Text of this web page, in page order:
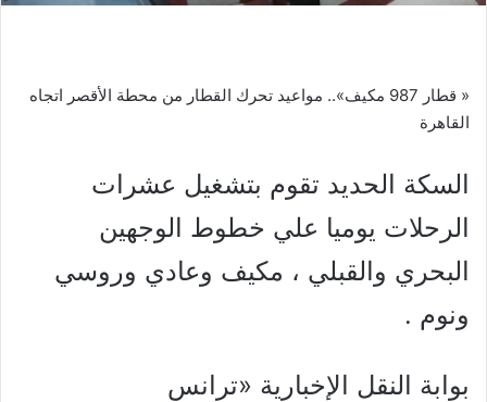
ي
« قطار 987 مكيف».. مواعيد تحرك القطار من محطة الأقصر اتجاه
القاهرة
السكة الحديد تقوم بتشغيل عشرات
الرحلات يوميا علي خطوط الوجهين
البحري والقبلي ، مكيف وعادي وروسي
ونوم .
بوابة النقل الإخبارية «ترانس